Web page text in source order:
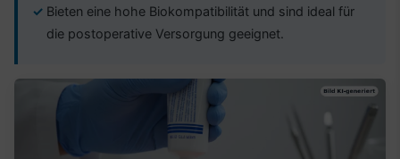
Bieten eine hohe Biokompatibilität und sind ideal für
die postoperative Versorgung geeignet.